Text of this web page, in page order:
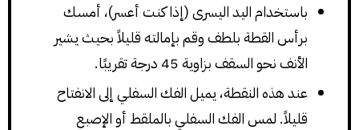
باستخدام اليد اليسرى (إذا كنت أعسر)، أمسك
برأس القطة بلطف وقم بإمالته قليلاً بحيث يشير
الأنف نحو السقف بزاوية 45 درجة تقريبًا.
عند هذه النقطة، يميل الفك السفلي إلى الانفتاح
قليلاً. لمس الفك السفلي بالملقط أو الإصبع